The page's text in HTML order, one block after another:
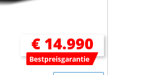
€ 14.990
Bestpreisgarantie